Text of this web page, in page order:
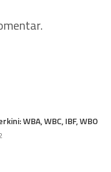
WBA, WBC, IBF, WBO